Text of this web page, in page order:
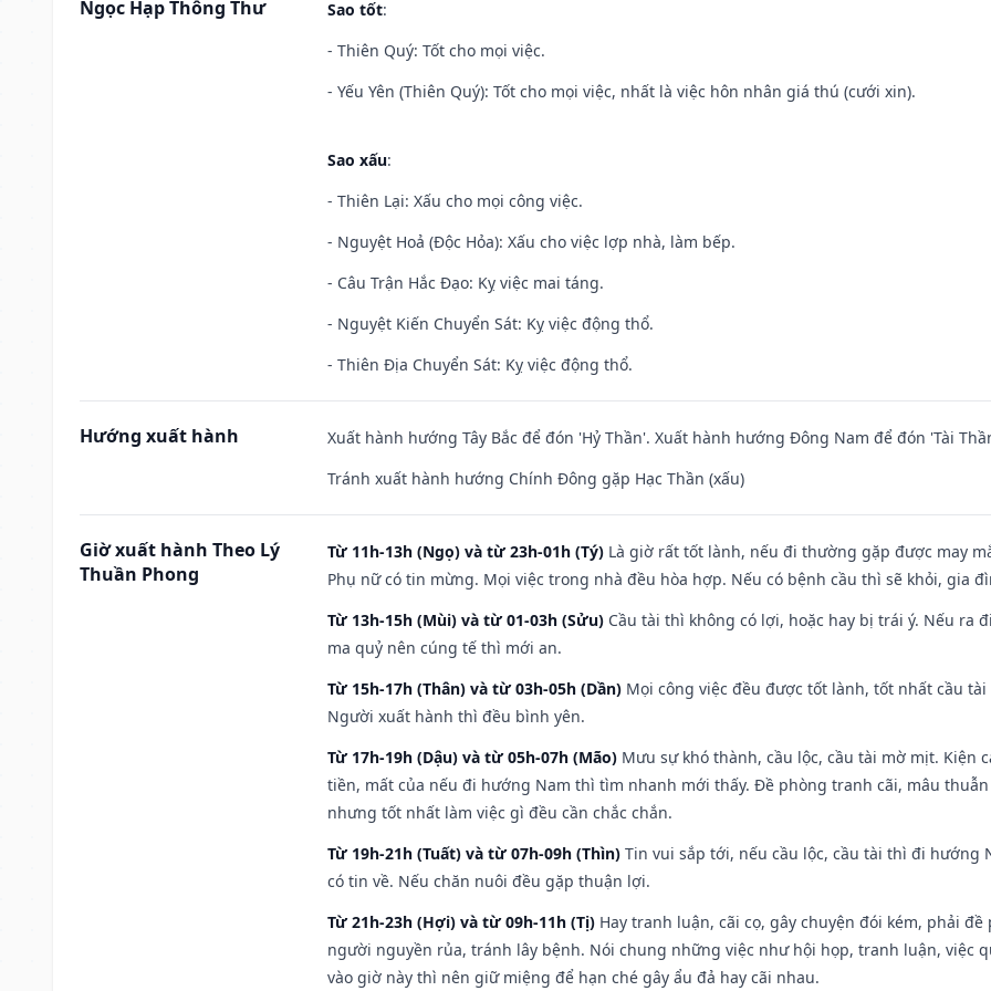
Ngọc Hạp Thông Thư Sao tốt:
- Thiên Quý: Tốt cho mọi việc.
- Yếu Yên (Thiên Quý): Tốt cho mọi việc, nhất là việc hôn nhân giá thú (cưới xin).
Sao xấu:
- Thiên Lại: Xấu cho mọi công việc.
- Nguyệt Hoả (Độc Hỏa): Xấu cho việc lợp nhà, làm bếp.
- Câu Trận Hắc Đạo: Kỵ việc mai táng.
- Nguyệt Kiến Chuyển Sát: Kỵ việc động thổ.
- Thiên Địa Chuyển Sát: Kỵ việc động thổ.
Hướng xuất hành
Xuất hành hướng Tây Bắc để đón 'Hỷ Thần'. Xuất hành hướng Đông Nam để đón 'Tài
Tránh xuất hành hướng Chính Đông gặp Hạc Thần (xấu)
Giờ xuất hành Theo Lý
Thuần Phong
Từ 11h-13h (Ngọ) và từ 23h-01h (Tý) Là giờ rất tốt lành, nếu đi thường gặp được may
Phụ nữ có tin mừng. Mọi việc trong nhà đều hòa hợp. Nếu có bệnh cầu thì sẽ khỏi, gia
Từ 13h-15h (Mùi) và từ 01-03h (Sửu) Cầu tài thì không có lợi, hoặc hay bị trái ý. Nếu
ma quỷ nên cúng tế thì mới an.
Từ 15h-17h (Thân) và từ 03h-05h (Dần) Mọi công việc đều được tốt lành, tốt nhất cầu
Người xuất hành thì đều bình yên.
Từ 17h-19h (Dậu) và từ 05h-07h (Mão) Mưu sự khó thành, cầu lộc, cầu tài mờ mịt. Kiện
tiền, mất của nếu đi hướng Nam thì tìm nhanh mới thấy. Đề phòng tranh cãi, mâu
nhưng tốt nhất làm việc gì đều cần chắc chắn.
Từ 19h-21h (Tuất) và từ 07h-09h (Thìn) Tin vui sắp tới, nếu cầu lộc, cầu tài thì đi hướng
có tin về. Nếu chăn nuôi đều gặp thuận lợi.
Từ 21h-23h (Hợi) và từ 09h-11h (Tị) Hay tranh luận, cãi cọ, gây chuyện đói kém, phải
người nguyền rủa, tránh lây bệnh. Nói chung những việc như hội họp, tranh luận, việc
vào giờ này thì nên giữ miệng để hạn ché gây ẩu đả hay cãi nhau.